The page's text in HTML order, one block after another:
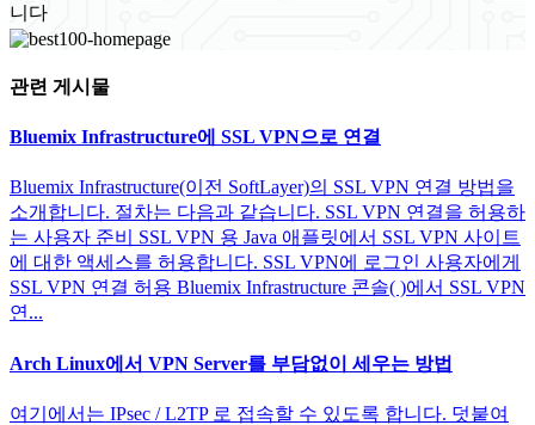
니다
관련 게시물
Bluemix Infrastructure에 SSL VPN으로 연결
Bluemix Infrastructure(이전 SoftLayer)의 SSL VPN 연결 방법을
소개합니다. 절차는 다음과 같습니다. SSL VPN 연결을 허용하
는 사용자 준비 SSL VPN 용 Java 애플릿에서 SSL VPN 사이트
에 대한 액세스를 허용합니다. SSL VPN에 로그인 사용자에게
SSL VPN 연결 허용 Bluemix Infrastructure 콘솔( )에서 SSL VPN
연...
Arch Linux에서 VPN Server를 부담없이 세우는 방법
여기에서는 IPsec / L2TP 로 접속할 수 있도록 합니다. 덧붙여